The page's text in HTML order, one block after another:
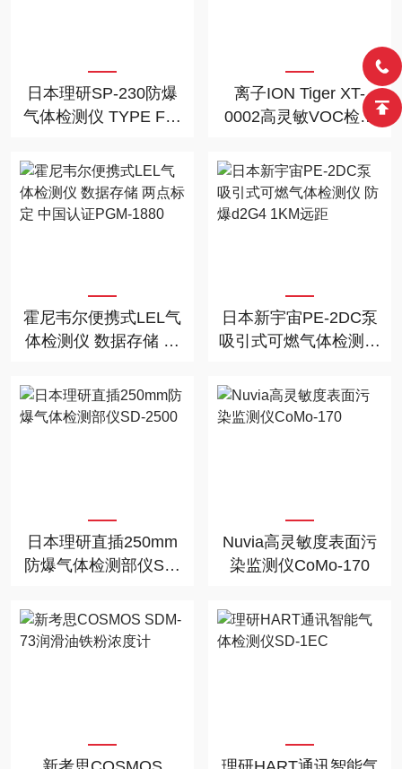
日本理研SP-230防爆
气体检测仪 TYPE F型
离子ION Tiger XT-
0002高灵敏VOC检测
霍尼韦尔便携式LEL气
体检测仪 数据存储 两
1880
日本新宇宙PE-2DC泵
吸引式可燃气体检测仪
日本理研直插250mm
防爆气体检测部仪SD-
Nuvia高灵敏度表面污
染监测仪CoMo-170